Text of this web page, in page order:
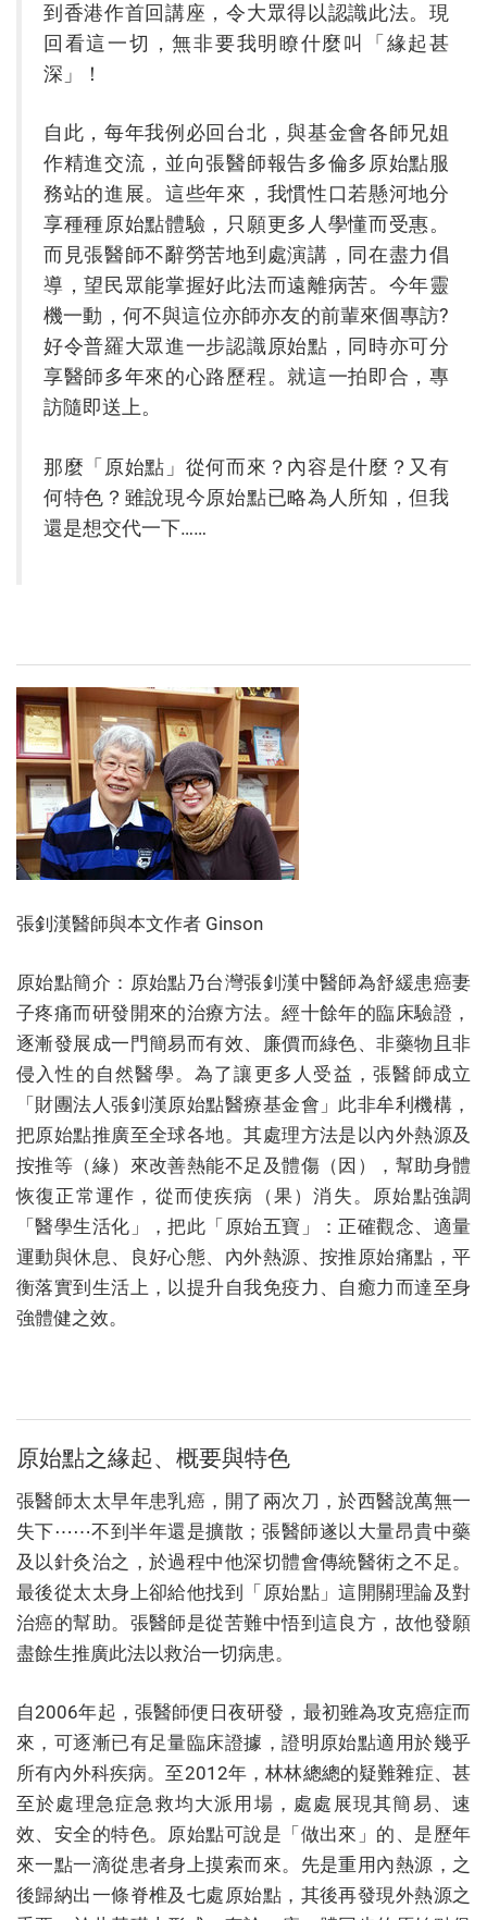
到香港作首回講座，令大眾得以認識此法。現
回看這一切，無非要我明瞭什麼叫「緣起甚
深」！
自此，每年我例必回台北，與基金會各師兄姐
作精進交流，並向張醫師報告多倫多原始點服
務站的進展。這些年來，我慣性口若懸河地分
享種種原始點體驗，只願更多人學懂而受惠。
而見張醫師不辭勞苦地到處演講，同在盡力倡
導，望民眾能掌握好此法而遠離病苦。今年靈
機一動，何不與這位亦師亦友的前輩來個專訪?
好令普羅大眾進一步認識原始點，同時亦可分
享醫師多年來的心路歷程。就這一拍即合，專
訪隨即送上。
那麼「原始點」從何而來？內容是什麼？又有
何特色？雖說現今原始點已略為人所知，但我
還是想交代一下……
張釗漢醫師與本文作者 Ginson
原始點簡介：原始點乃台灣張釗漢中醫師為舒緩患癌妻
子疼痛而研發開來的治療方法。經十餘年的臨床驗證，
逐漸發展成一門簡易而有效、廉價而綠色、非藥物且非
侵入性的自然醫學。為了讓更多人受益，張醫師成立
「財團法人張釗漢原始點醫療基金會」此非牟利機構，
把原始點推廣至全球各地。其處理方法是以內外熱源及
按推等（緣）來改善熱能不足及體傷（因），幫助身體
恢復正常運作，從而使疾病（果）消失。原始點強調
「醫學生活化」，把此「原始五寶」：正確觀念、適量
運動與休息、良好心態、內外熱源、按推原始痛點，平
衡落實到生活上，以提升自我免疫力、自癒力而達至身
強體健之效。
原始點之緣起、概要與特色
張醫師太太早年患乳癌，開了兩次刀，於西醫說萬無一
失下⋯⋯不到半年還是擴散；張醫師遂以大量昂貴中藥
及以針灸治之，於過程中他深切體會傳統醫術之不足。
最後從太太身上卻給他找到「原始點」這開關理論及對
治癌的幫助。張醫師是從苦難中悟到這良方，故他發願
盡餘生推廣此法以救治一切病患。
自2006年起，張醫師便日夜研發，最初雖為攻克癌症而
來，可逐漸已有足量臨床證據，證明原始點適用於幾乎
所有內外科疾病。至2012年，林林總總的疑難雜症、甚
至於處理急症急救均大派用場，處處展現其簡易、速
效、安全的特色。原始點可說是「做出來」的、是歷年
來一點一滴從患者身上摸索而來。先是重用內熱源，之
後歸納出一條脊椎及七處原始點，其後再發現外熱源之